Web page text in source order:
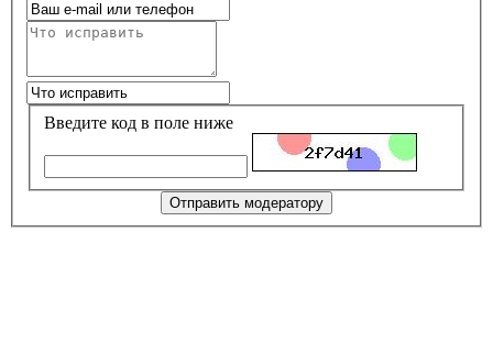
Введите код в поле ниже
Отправить модератору